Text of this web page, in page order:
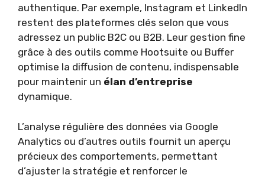
authentique. Par exemple, Instagram et LinkedIn
restent des plateformes clés selon que vous
adressez un public B2C ou B2B. Leur gestion fine
grâce à des outils comme Hootsuite ou Buffer
optimise la diffusion de contenu, indispensable
pour maintenir un élan d’entreprise
dynamique.
L’analyse régulière des données via Google
Analytics ou d’autres outils fournit un aperçu
précieux des comportements, permettant
d’ajuster la stratégie et renforcer le